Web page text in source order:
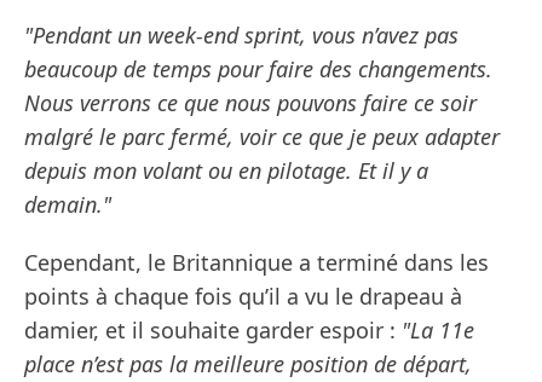
"Pendant un week-end sprint, vous n’avez pas
beaucoup de temps pour faire des changements.
Nous verrons ce que nous pouvons faire ce soir
malgré le parc fermé, voir ce que je peux adapter
depuis mon volant ou en pilotage. Et il y a
demain."
Cependant, le Britannique a terminé dans les
points à chaque fois qu’il a vu le drapeau à
damier, et il souhaite garder espoir : "La 11e
place n’est pas la meilleure position de départ,